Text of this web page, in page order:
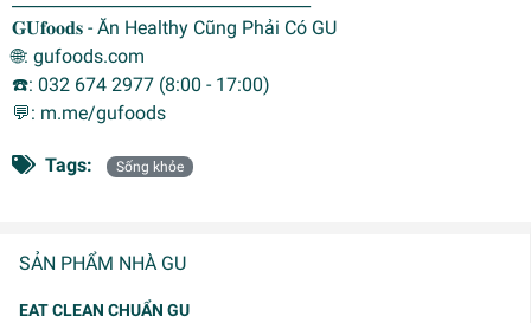
SẢN PHẨM NHÀ GU
EAT CLEAN CHUẨN GU
𝐆𝐔𝐟𝐨𝐨𝐝𝐬 - Ăn Healthy Cũng Phải Có GU
🌐: gufoods.com
☎️: 032 674 2977 (8:00 - 17:00)
💬: m.me/gufoods
Tags: Sống khỏe